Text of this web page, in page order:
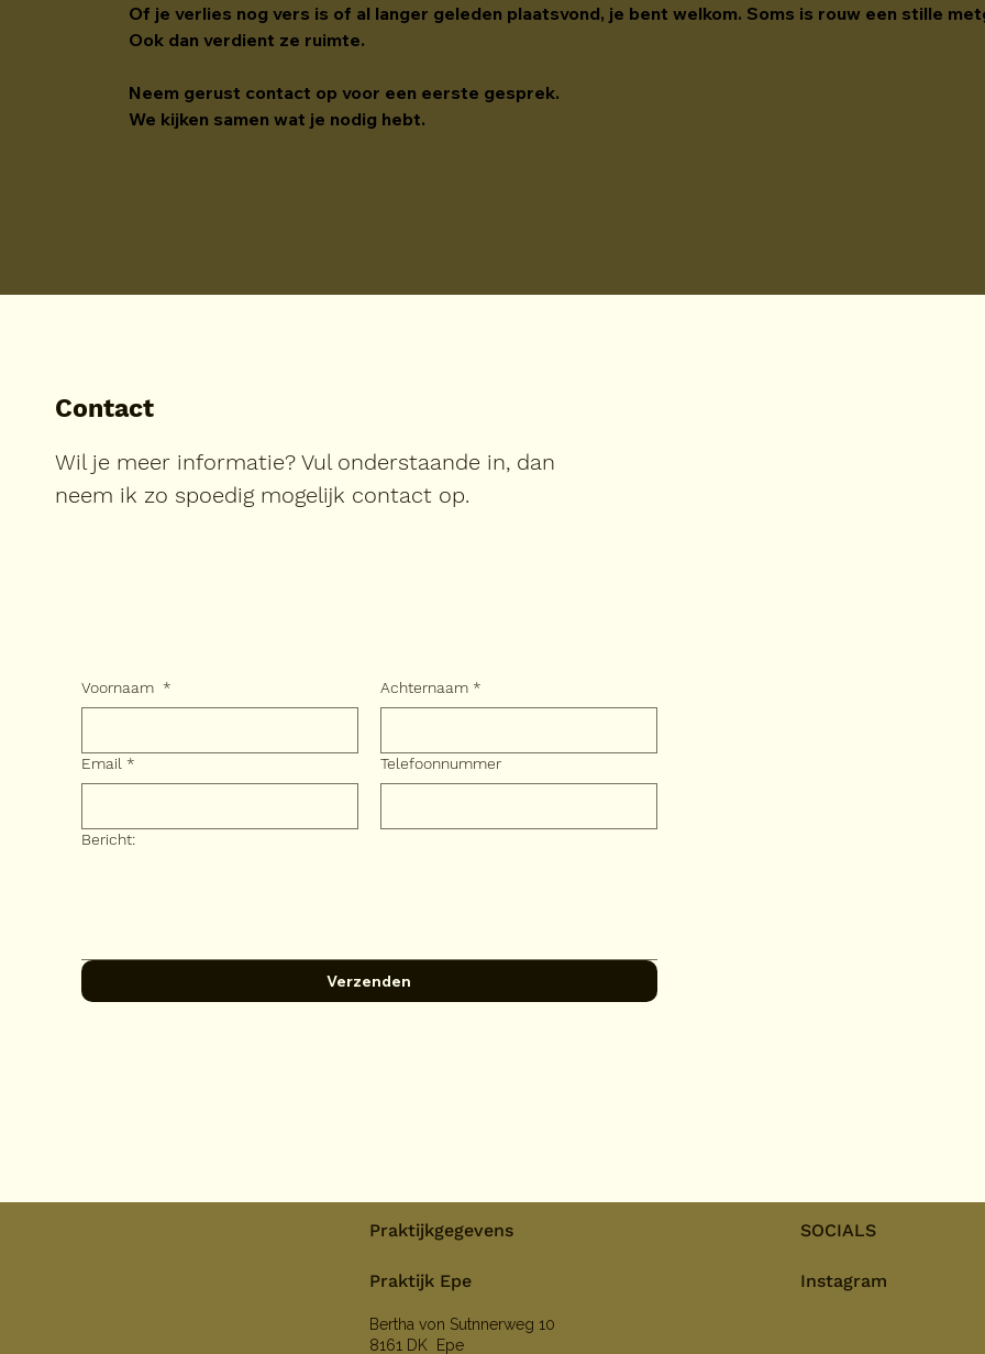
Of je verlies nog vers is of al langer geleden plaatsvond, je bent welkom. Soms is rouw een stille
Ook dan verdient ze ruimte.
Neem gerust contact op voor een eerste gesprek.
We kijken samen wat je nodig hebt.
Contact
Wil je meer informatie? Vul onderstaande in, dan
neem ik zo spoedig mogelijk contact op.
Voornaam * Achternaam *
Email * Telefoonnummer
Bericht:
Verzenden
SOCIALS
Instagram
Praktijkgegevens
Praktijk Epe
Bertha von Sutnnerweg 10
8161 DK Epe